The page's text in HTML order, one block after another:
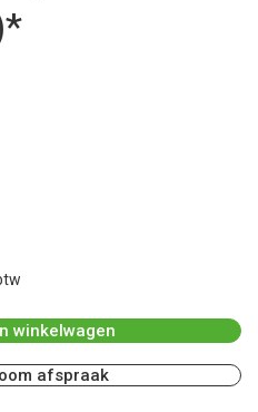
winkelwagen
afspraak